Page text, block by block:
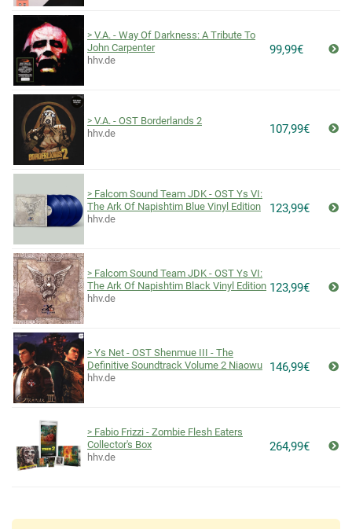
V.A. - Way Of Darkness: A Tribute To
John Carpenter
hhv.de
99,99€
V.A. - OST Borderlands 2
hhv.de
107,99€
Falcom Sound Team JDK - OST Ys VI:
The Ark Of Napishtim Blue Vinyl Edition
hhv.de
123,99€
Falcom Sound Team JDK - OST Ys VI:
The Ark Of Napishtim Black Vinyl Edition
hhv.de
123,99€
Ys Net - OST Shenmue III - The
Definitive Soundtrack Volume 2 Niaowu
hhv.de
146,99€
Fabio Frizzi - Zombie Flesh Eaters
Collector's Box
hhv.de
264,99€